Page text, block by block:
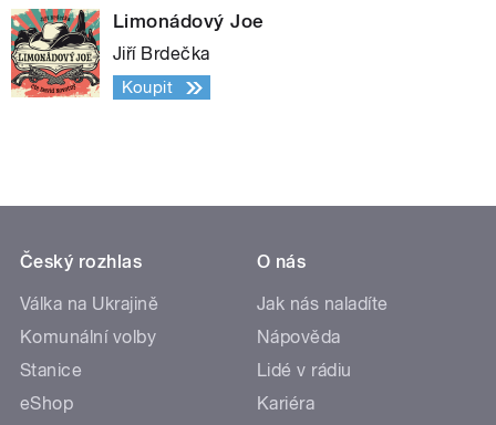
Limonádový Joe
Jiří Brdečka
Koupit
Český rozhlas
Válka na Ukrajině
Komunální volby
Stanice
eShop
O nás
Jak nás naladíte
Nápověda
Lidé v rádiu
Kariéra